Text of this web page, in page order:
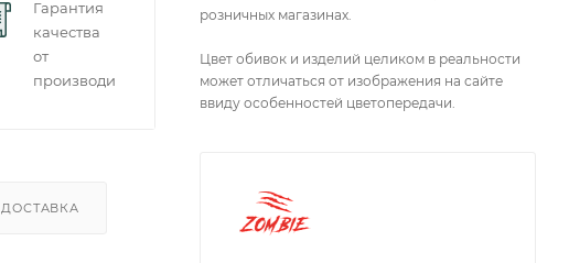
Гарантия
качества
от
производителей
ДОСТАВКА
розничных магазинах.
Цвет обивок и изделий целиком в реальности
может отличаться от изображения на сайте
ввиду особенностей цветопередачи.